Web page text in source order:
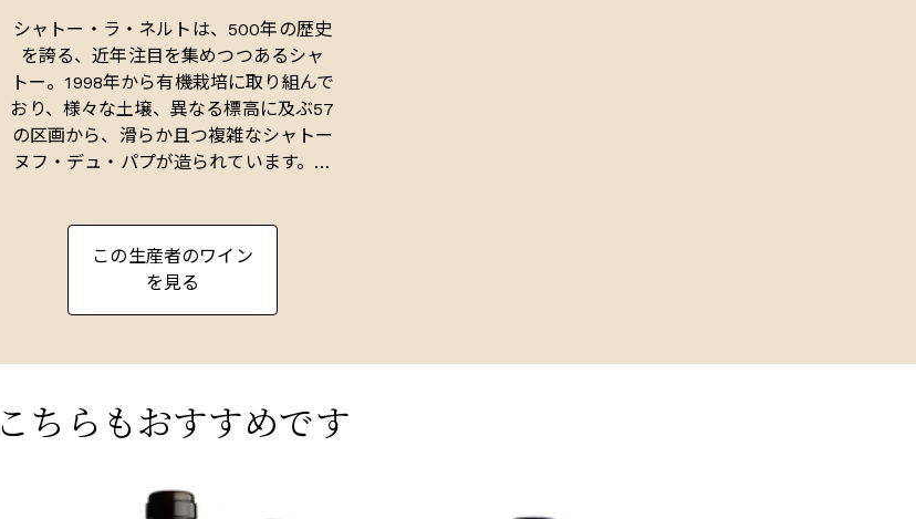
シャトー・ラ・ネルトは、500年の歴史
を誇る、近年注目を集めつつあるシャ
トー。1998年から有機栽培に取り組んで
おり、様々な土壌、異なる標高に及ぶ57
の区画から、滑らか且つ複雑なシャトー
ヌフ・デュ・パプが造られています。畑
カステルに匹敵するレベルと言えるで
しょう。ワインメーカーのレミ・ジャン
はワイナリーのテロワール同様にカリス
シャトー・ラ・ネルトの傑出したテロ
然の湧水が加わり、ワインに素晴らしい
この生産者のワイン
を見る
こちらもおすすめです